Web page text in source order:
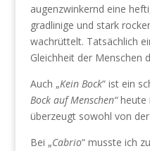
augenzwinkernd eine
gradlinige und stark
wachrüttelt. Tatsächlich
Gleichheit der Menschen
Auch „Kein Bock“ ist ein
Bock auf Menschen“heute
überzeugt sowohl von
Bei „Cabrio“ musste ich